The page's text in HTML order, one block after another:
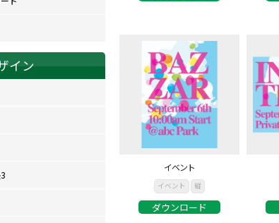
イベント
イベント 縦
ダウンロード
イン